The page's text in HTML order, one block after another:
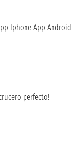
Iphone App Android
perfecto!